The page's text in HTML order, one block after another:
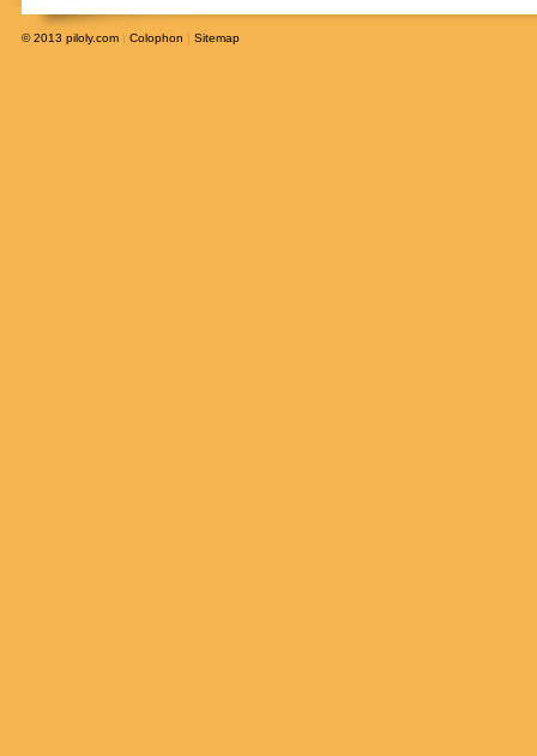
© 2013 piloly.com | Colophon | Sitemap